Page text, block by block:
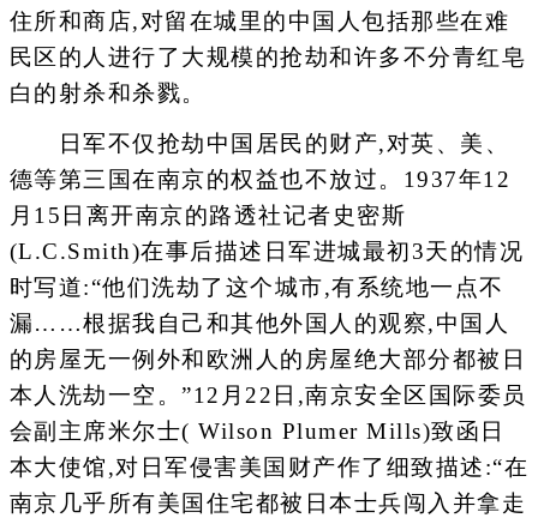
住所和商店,对留在城里的中国人包括那些在难
民区的人进行了大规模的抢劫和许多不分青红皂
白的射杀和杀戮。
日军不仅抢劫中国居民的财产,对英、美、
德等第三国在南京的权益也不放过。1937年12
月15日离开南京的路透社记者史密斯
(L.C.Smith)在事后描述日军进城最初3天的情况
时写道:“他们洗劫了这个城市,有系统地一点不
漏……根据我自己和其他外国人的观察,中国人
的房屋无一例外和欧洲人的房屋绝大部分都被日
本人洗劫一空。”12月22日,南京安全区国际委员
会副主席米尔士( Wilson Plumer Mills)致函日
本大使馆,对日军侵害美国财产作了细致描述:“在
南京几乎所有美国住宅都被日本士兵闯入并拿走